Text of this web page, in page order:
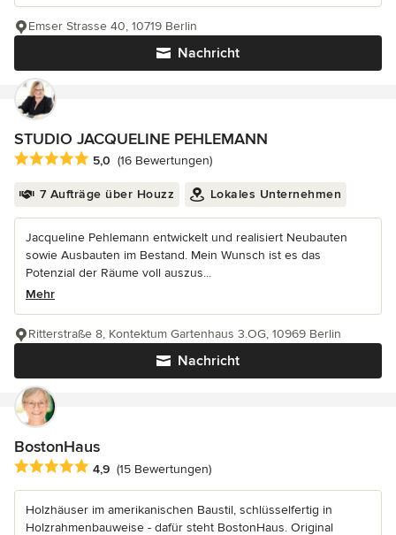
Nachricht
Emser Strasse 40, 10719 Berlin
STUDIO JACQUELINE PEHLEMANN
Durchschnittliche Bewertung: 5 von 5 Sternen
5,0 (16 Bewertungen)
7 Aufträge über Houzz Lokales Unternehmen
Jacqueline Pehlemann entwickelt und realisiert Neubauten
sowie Ausbauten im Bestand. Mein Wunsch ist es das
Potenzial der Räume voll auszus...
Mehr
Nachricht
Ritterstraße 8, Kontektum Gartenhaus 3.OG, 10969 Berlin
BostonHaus
Durchschnittliche Bewertung: 4.9 von 5 Sternen
4,9 (15 Bewertungen)
Holzhäuser im amerikanischen Baustil, schlüsselfertig in
Holzrahmenbauweise - dafür steht BostonHaus. Original